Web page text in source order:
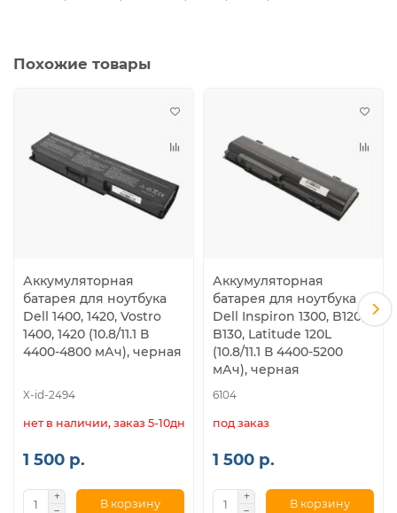
Похожие товары
Аккумуляторная
батарея для ноутбука
Dell 1400, 1420, Vostro
1400, 1420 (10.8/11.1 В
4400-4800 мАч), черная
X-id-2494
нет в наличии, заказ 5-10дн.
1 500 р.
В корзину
Аккумуляторная
батарея для ноутбука
Dell Inspiron 1300, B120,
B130, Latitude 120L
(10.8/11.1 В 4400-5200
мАч), черная
6104
под заказ
1 500 р.
В корзину